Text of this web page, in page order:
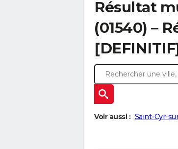
Résultat
(01540) –
Voir aussi : Saint-Cyr-